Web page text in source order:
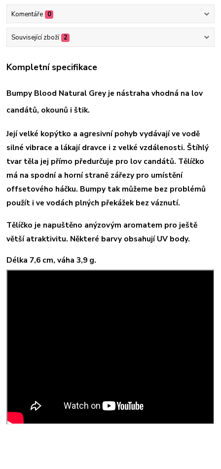
Komentáře 0
Související zboží 2
Kompletní specifikace
Bumpy Blood Natural Grey je nástraha vhodná na lov
candátů, okounů i štik.
Její velké kopýtko a agresivní pohyb vydávají ve vodě
silné vibrace a lákají dravce i z velké vzdálenosti. Štíhlý
tvar těla jej přímo předurčuje pro lov candátů. Tělíčko
má na spodní a horní straně zářezy pro umístění
offsetového háčku. Bumpy tak můžeme bez problémů
použít i ve vodách plných překážek bez váznutí.
Tělíčko je napuštěno anýzovým aromatem pro ještě
větší atraktivitu. Některé barvy obsahují UV body.
Délka 7,6 cm, váha 3,9 g.